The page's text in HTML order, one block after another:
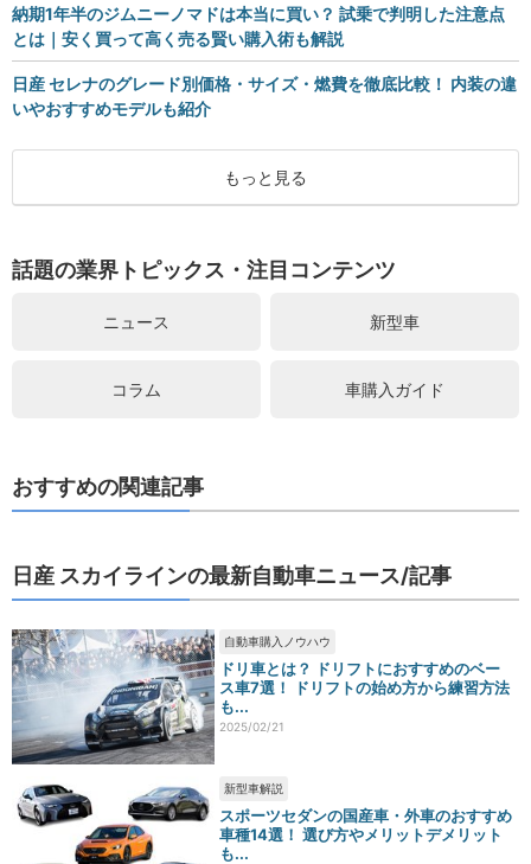
納期1年半のジムニーノマドは本当に買い？ 試乗で判明した注意点
とは｜安く買って高く売る賢い購入術も解説
日産 セレナのグレード別価格・サイズ・燃費を徹底比較！ 内装の違
いやおすすめモデルも紹介
もっと見る
話題の業界トピックス・注目コンテンツ
ニュース 新型車
コラム 車購入ガイド
おすすめの関連記事
日産 スカイラインの最新自動車ニュース/記事
自動車購入ノウハウ
ドリ車とは？ ドリフトにおすすめのベー
ス車7選！ ドリフトの始め方から練習方法
も...
2025/02/21
新型車解説
スポーツセダンの国産車・外車のおすすめ
車種14選！ 選び方やメリットデメリット
も...